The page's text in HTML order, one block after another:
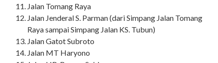
Jalan Tomang Raya
Jalan Jenderal S. Parman (dari Simpang Jalan Tomang
Raya sampai Simpang Jalan KS. Tubun)
Jalan Gatot Subroto
Jalan MT Haryono